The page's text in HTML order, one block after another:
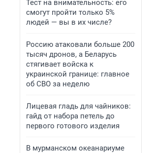
Тест на внимательность: его
смогут пройти только 5%
людей — вы в их числе?
Россию атаковали больше 200
тысяч дронов, а Беларусь
стягивает войска к
украинской границе: главное
об СВО за неделю
Лицевая гладь для чайников:
гайд от набора петель до
первого готового изделия
В мурманском океанариуме